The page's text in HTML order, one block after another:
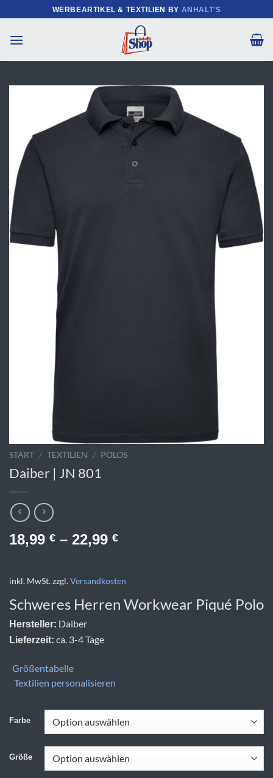
Inhalt
springen
WERBEARTIKEL & TEXTILIEN BY ANHALT'S
START / TEXTILIEN / POLOS
Daiber | JN 801
18,99 € – 22,99 €
inkl. MwSt.zzgl.Versandkosten
Schweres Herren Workwear Piqué Polo
Hersteller: Daiber
Lieferzeit: ca. 3-4 Tage
Größentabelle
Textilien personalisieren
Farbe
Größe